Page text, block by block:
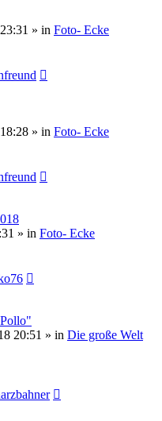
» in Foto- Ecke
» in Foto- Ecke
» in Foto- Ecke
20:51 » in Die große Welt